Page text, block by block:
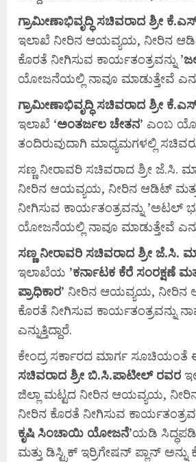
ಗ್ರಾಮೀಣಾಭಿವೃದ್ಧಿ ಸಚಿವರಾದಶ್ರೀ ಕೆ.
ಇಲಾಖೆ ನೀರಿನ ಆಯವ್ಯಯ, ನೀರಿನ
ಕೊರತೆ ನೀಗಿಸುವ ಕಾರ್ಯತಂತ್ರವನ್ನು ’
ಯೋಜನೆಯಲ್ಲಿ ನಾವೂ ಮಾಡುತ್ತೇವೆ
ಗ್ರಾಮೀಣಾಭಿವೃದ್ಧಿ ಸಚಿವರಾದಶ್ರೀ ಕೆ.
ಇಲಾಖೆ ‘ಅಂತರ್ಜಲ ಚೇತನ’ ಎಂಬ
ತಂದಿರುವುದಾಗಿ ಮಾಧ್ಯಮಗಳಲ್ಲಿ
ಸಣ್ಣ ನೀರಾವರಿ ಸಚಿವರಾದ ಶ್ರೀ ಜೆ.ಸಿ.
ನೀರಿನ ಆಯವ್ಯಯ, ನೀರಿನ ಆಡಿಟ್
ನೀಗಿಸುವ ಕಾರ್ಯತಂತ್ರವನ್ನು ’ಅಟಲ್
ಯೋಜನೆಯಲ್ಲಿ ನಾವೂ ಮಾಡುತ್ತೇವೆ
ಸಣ್ಣ ನೀರಾವರಿ ಸಚಿವರಾದಶ್ರೀ ಜೆ.ಸಿ.
ಇಲಾಖೆಯ ’ಕರ್ನಾಟಕ ಕೆರೆ ಸಂರಕ್ಷಣೆ
ಪ್ರಾಧಿಕಾರ’ ನೀರಿನ ಆಯವ್ಯಯ, ನೀರಿನ
ಕೊರತೆ ನೀಗಿಸುವ ಕಾರ್ಯತಂತ್ರವನ್ನು
ಎನ್ನುತ್ತಿದ್ದಾರೆ.
ಕೇಂದ್ರ ಸರ್ಕಾರದ ಮಾರ್ಗ ಸೂಚಿಯಂತೆ
ಸಚಿವರಾದಶ್ರೀ ಬಿ.ಸಿ.ಪಾಟೀಲ್ ರವರ
ಜಿಲ್ಲಾ ಮಟ್ಟದ ನೀರಿನ ಆಯವ್ಯಯ,
ನೀರಿನ ಕೊರತೆ ನೀಗಿಸುವ
ಕೃಷಿಸಿಂಚಾಯಿ ಯೋಜನೆ’ಯಡಿ
ಮತ್ತು ಡಿಸ್ಟ್ರಿಕ್ ಇರ್ರಿಗೇಷನ್ ಪ್ಲಾನ್ ಅನ್ನು